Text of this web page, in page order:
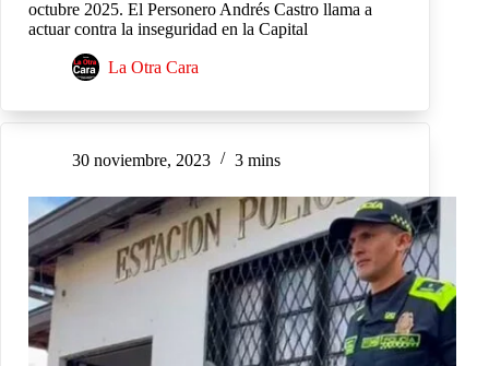
octubre 2025. El Personero Andrés Castro llama a
actuar contra la inseguridad en la Capital
La Otra Cara
30 noviembre, 2023 3 mins